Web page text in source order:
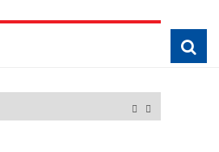
टोकियोमा ‘एफएनजे